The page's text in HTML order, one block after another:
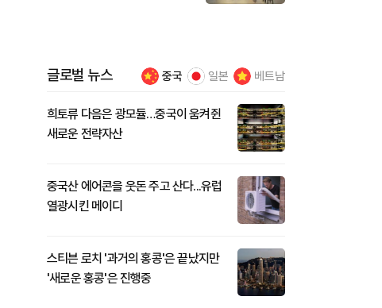
글로벌 뉴스 중국 일본 베트남
희토류 다음은 광모듈…중국이 움켜쥔
새로운 전략자산
중국산 에어콘을 웃돈 주고 산다...유럽
열광시킨 메이디
스티븐 로치 '과거의 홍콩'은 끝났지만
'새로운 홍콩'은 진행중